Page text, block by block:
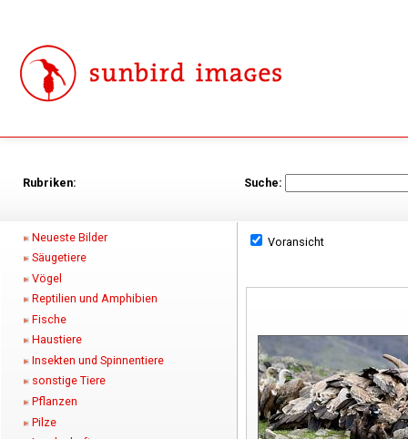
Rubriken: Suche:
Neueste Bilder
Säugetiere
Vögel
Reptilien und Amphibien
Fische
Haustiere
Insekten und Spinnentiere
sonstige Tiere
Pflanzen
Pilze
Voransicht